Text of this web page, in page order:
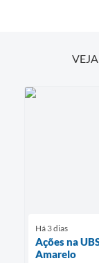
Há 3 dias
Ações na
Amarelo